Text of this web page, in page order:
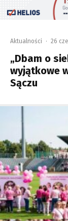
Aktualności · 26
„Dbam o
wyjątkowe
Sączu